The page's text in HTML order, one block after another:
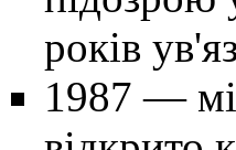
років
1987 —